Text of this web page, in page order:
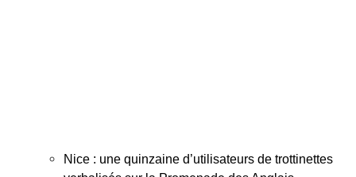
Nice : une quinzaine d’utilisateurs de trottinettes